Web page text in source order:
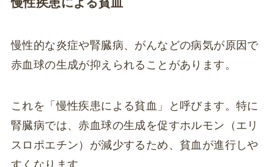
慢性的な炎症や腎臓病、がんなどの病気が原因で
赤血球の生成が抑えられることがあります。
これを「慢性疾患による貧血」と呼びます。特に
腎臓病では、赤血球の生成を促すホルモン（エリ
スロポエチン）が減少するため、貧血が進行しや